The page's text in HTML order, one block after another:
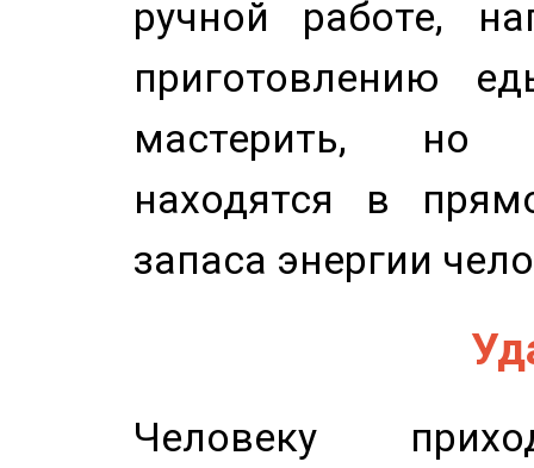
ручной работе,
приготовлению
мастерить, но
находятся в
запаса энергии
Человеку